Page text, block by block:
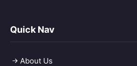
Quick Nav
About Us